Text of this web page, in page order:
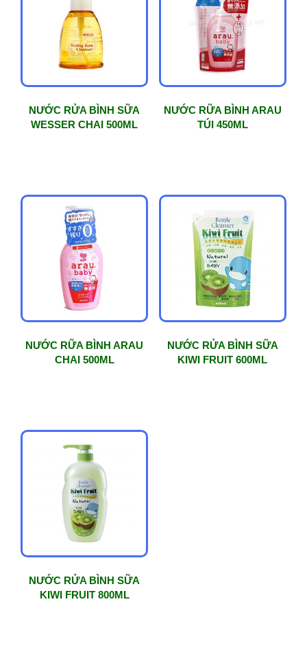
NƯỚC RỬA BÌNH SỮA
WESSER CHAI 500ML
NƯỚC RỮA BÌNH ARAU
TÚI 450ML
NƯỚC RỮA BÌNH ARAU
CHAI 500ML
NƯỚC RỬA BÌNH SỮA
KIWI FRUIT 600ML
NƯỚC RỬA BÌNH SỮA
KIWI FRUIT 800ML